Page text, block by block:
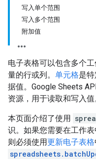
写入单个范围
写入多个范围
附加值
电子表格可以包含多个
量的行或列。 单元格是
据值。Google Sheets
资源，用于读取和写入值
本页面介绍了使用
识。如果您需要在工作
则必须使用更新电子表格